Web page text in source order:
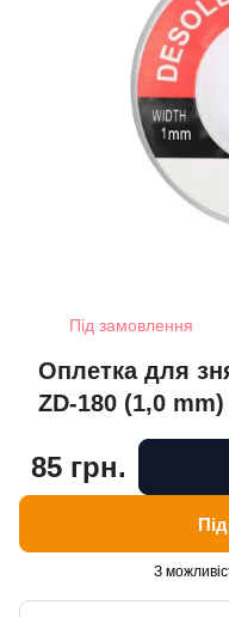
Під замовлення
Оплетка для
ZD-180 (1,0 mm)
85 грн.
З